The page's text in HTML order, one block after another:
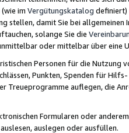
im Vergütungskatalog definiert)
stellen, damit Sie bei
solange Sie die
oder mittelbar über eine
Personen für die Nutzung
Punkten, Spenden für
Treueprogramme auflegen, die
Formularen oder
auslegen oder ausfüllen.